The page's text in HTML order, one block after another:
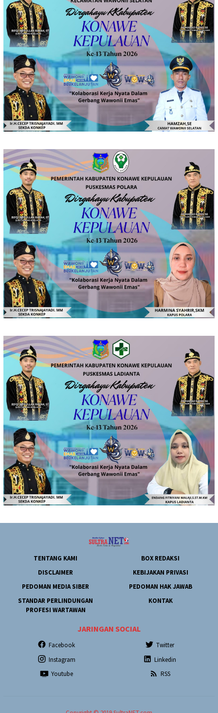
TENTANG KAMI
BOX REDAKSI
DISCLAIMER
KEBIJAKAN PRIVASI
PEDOMAN MEDIA SIBER
PEDOMAN HAK JAWAB
STANDAR PERLINDUNGAN
PROFESI WARTAWAN
KONTAK
JARINGAN SOCIAL
Facebook
Twitter
Instagram
Linkedin
Youtube
RSS